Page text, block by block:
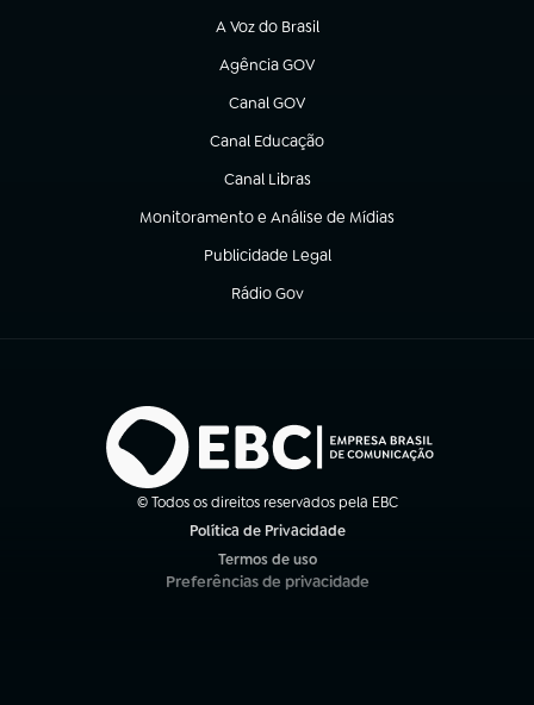
A Voz do Brasil
(abre em nova aba)
Agência GOV
(abre em nova aba)
Canal GOV
(abre em nova aba)
Canal Educação
(abre em nova aba)
Canal Libras
(abre em nova aba)
Monitoramento e Análise de Mídias
(abre em nova aba)
Publicidade Legal
(abre em nova aba)
Rádio Gov
(abre em nova aba)
© Todos os direitos reservados pela EBC
Política de Privacidade
Termos de uso
(abre em nova aba)
Preferências de privacidade